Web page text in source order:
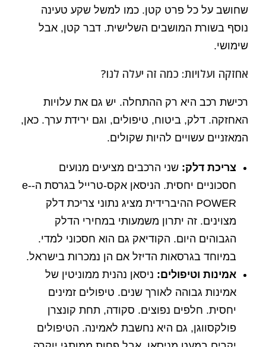
שחושב על כל פרט קטן. כמו למשל שקע טעינה
נוסף בשורת המושבים השלישית. דבר קטן, אבל
שימושי.
אחזקה ועלויות: כמה זה יעלה לנו?
רכישת רכב היא רק ההתחלה. יש גם את עלויות
האחזקה. דלק, ביטוח, טיפולים, וגם ירידת ערך. כאן,
המאזניים עשויים להיות שקולים.
צריכת דלק: שני הרכבים מציעים מנועים
חסכוניים יחסית. הניסאן אקס-טרייל בגרסת ה-e-
POWER ההיברידית מציג נתוני צריכת דלק
מצוינים. זה יתרון משמעותי במחירי הדלק
הגבוהים היום. הקודיאק גם הוא חסכוני למדי.
במיוחד בגרסאות הדיזל אם הן נמכרות בישראל.
אמינות וטיפולים: ניסאן נהנית ממוניטין של
אמינות גבוהה לאורך שנים. טיפולים זמינים
יחסית. חלפים נפוצים. סקודה, תחת קונצרן
פולקסווגן, גם היא נחשבת לאמינה. הטיפולים